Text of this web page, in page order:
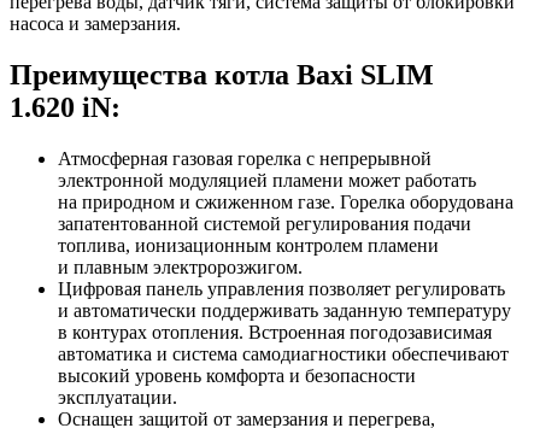
насоса и замерзания.
Преимущества котла Baxi SLIM
1.620 iN:
Атмосферная газовая горелка с непрерывной
электронной модуляцией пламени может работать
на природном и сжиженном газе. Горелка оборудована
запатентованной системой регулирования подачи
топлива, ионизационным контролем пламени
и плавным электророзжигом.
Цифровая панель управления позволяет регулировать
и автоматически поддерживать заданную температуру
в контурах отопления. Встроенная погодозависимая
автоматика и система самодиагностики обеспечивают
высокий уровень комфорта и безопасности
эксплуатации.
Оснащен защитой от замерзания и перегрева,